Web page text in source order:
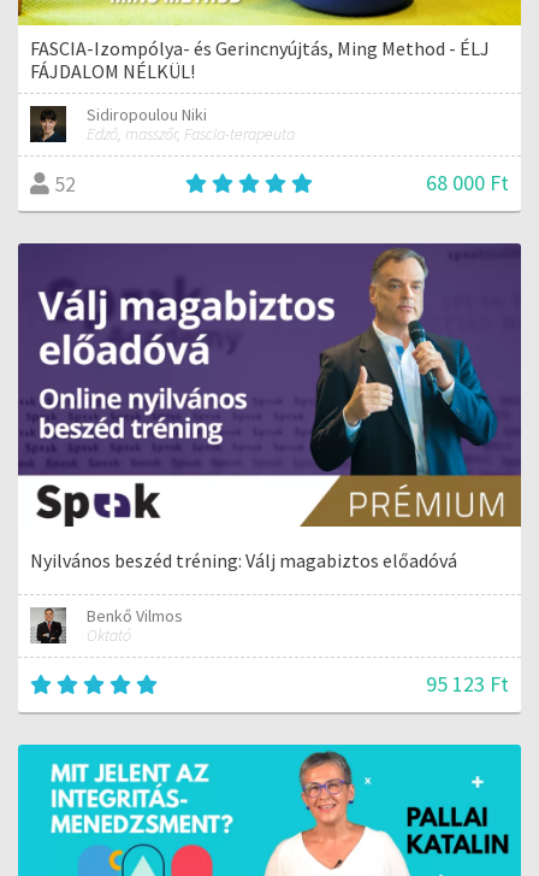
FASCIA-Izompólya- és Gerincnyújtás, Ming Method - ÉLJ
FÁJDALOM NÉLKÜL!
Sidiropoulou Niki
Edző, masszőr, Fascia-terapeuta
52 68 000 Ft
Nyilvános beszéd tréning: Válj magabiztos előadóvá
Benkő Vilmos
Oktató
95 123 Ft